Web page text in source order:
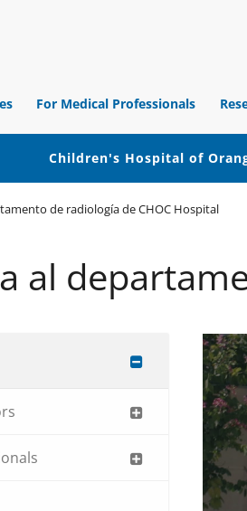
For Medical Professionals
Children's Hospital of
de radiología de CHOC Hospital
al